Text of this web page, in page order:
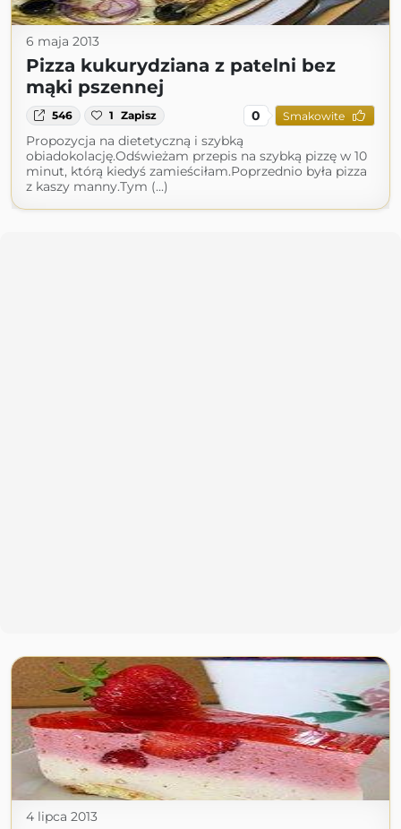
6 maja 2013
Pizza kukurydziana z patelni bez
mąki pszennej
546 1 Zapisz 0 Smakowite
Propozycja na dietetyczną i szybką
obiadokolację.Odświeżam przepis na szybką pizzę w 10
minut, którą kiedyś zamieściłam.Poprzednio była pizza
z kaszy manny.Tym (...)
4 lipca 2013